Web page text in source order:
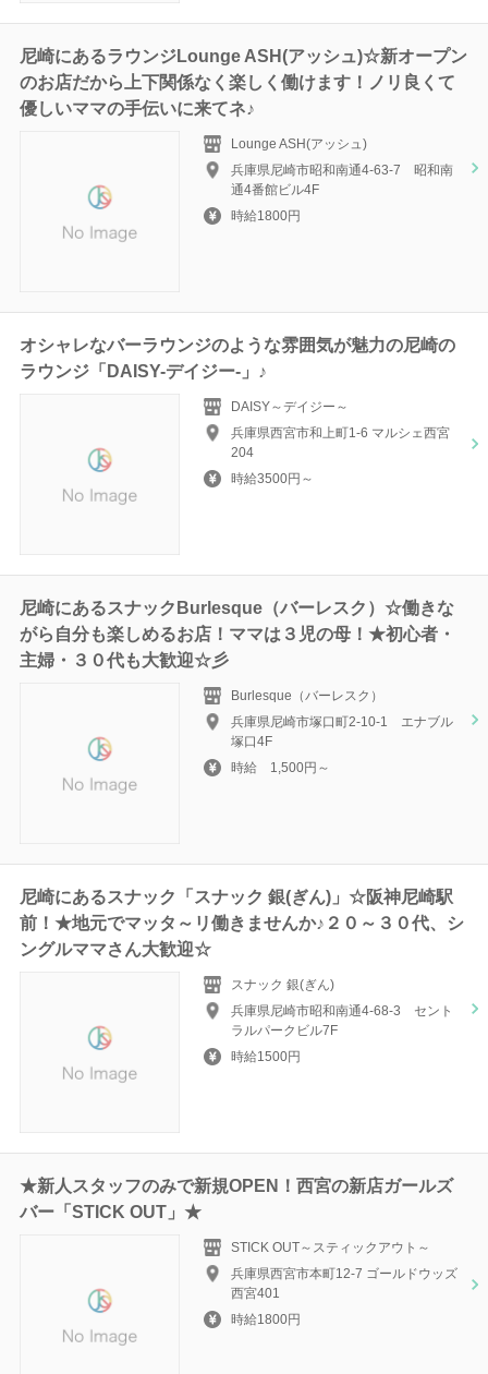
尼崎にあるラウンジLounge ASH(アッシュ)☆新オープン
のお店だから上下関係なく楽しく働けます！ノリ良くて
優しいママの手伝いに来てネ♪
Lounge ASH(アッシュ)
兵庫県尼崎市昭和南通4-63-7 昭和南
通4番館ビル4F
時給1800円
オシャレなバーラウンジのような雰囲気が魅力の尼崎の
ラウンジ「DAISY-デイジー-」♪
DAISY～デイジー～
兵庫県西宮市和上町1-6 マルシェ西宮
204
時給3500円～
尼崎にあるスナックBurlesque（バーレスク）☆働きな
がら自分も楽しめるお店！ママは３児の母！★初心者・
主婦・３０代も大歓迎☆彡
Burlesque（バーレスク）
兵庫県尼崎市塚口町2-10-1 エナブル
塚口4F
時給 1,500円～
尼崎にあるスナック「スナック 銀(ぎん)」☆阪神尼崎駅
前！★地元でマッタ～リ働きませんか♪２０～３０代、シ
ングルママさん大歓迎☆
スナック 銀(ぎん)
兵庫県尼崎市昭和南通4-68-3 セント
ラルパークビル7F
時給1500円
★新人スタッフのみで新規OPEN！西宮の新店ガールズ
バー「STICK OUT」★
STICK OUT～スティックアウト～
兵庫県西宮市本町12-7 ゴールドウッズ
西宮401
時給1800円